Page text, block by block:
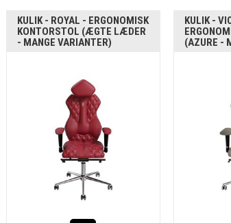
KULIK - ROYAL - ERGONOMISK
KONTORSTOL (ÆGTE LÆDER
- MANGE VARIANTER)
KULIK -
(AZURE -